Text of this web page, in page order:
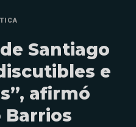
Santiago
e
afirmó